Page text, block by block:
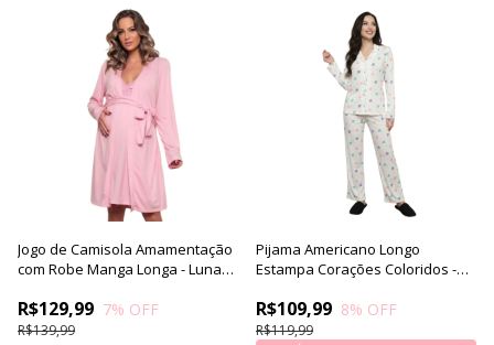
Jogo de Camisola Amamentação
com Robe Manga Longa - Luna
R$129,99
R$139,99
7% OFF
Pijama Americano Longo
Estampa Corações Coloridos -
R$109,99
R$119,99
8% OFF